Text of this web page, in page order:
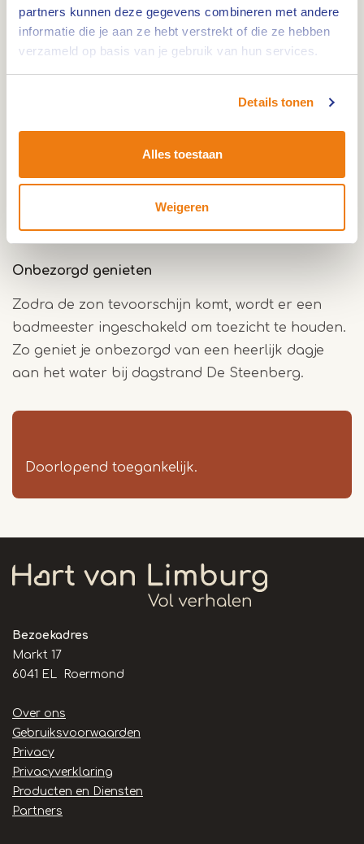
partners kunnen deze gegevens combineren met andere
informatie die je aan ze hebt verstrekt of die ze hebben
verzameld op basis van je gebruik van hun services.
Details tonen
Alles toestaan
Weigeren
natuurbad met een zandstrand. Geniet van een
dag aan het water in België. Toegang is helemaal
gratis!
Gratis dagstrand de Steenberg
Gelegen te Geistingen (Kinrooi) ligt het dagstrand
De Steenberg. Met zicht op jachthaven De
Spaanjerd geniet je gratisvan een fijn wit
zandstrand gelegen aan een mooi natuurbad.
Neem een verfrissende duik en nip even later aan
Onbezorgd genieten
Zodra de zon tevoorschijn komt, wordt er een
badmeester ingeschakeld om toezicht te houden.
Zo geniet je onbezorgd van een heerlijk dagje
aan het water bij dagstrand De Steenberg.
Doorlopend toegankelijk.
Bezoekadres
Markt 17
6041 EL Roermond
Handige
links
Over ons
Gebruiksvoorwaarden
Privacy
Privacyverklaring
Producten en Diensten
Partners